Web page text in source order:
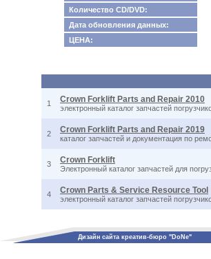
Количество CD/DVD:
Дата обновления данных:
ЦЕНА:
1 Crown Forklift Parts and Repair 2010
электронный каталог запчастей
2 Crown Forklift Parts and Repair 2019
каталог запчастей и документация по
3 Crown Forklift
Электронный каталог запчастей для
4 Crown Parts & Service Resource Tool
электронный каталог запчастей
Дизайн сайта креатив-бюро "DoNe"